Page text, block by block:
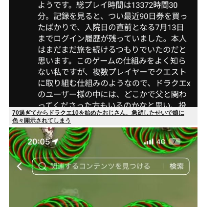
70過ぎてからドラクエ10を始めたおじさん、急逝したせいで娘に
色々開示されてしまう